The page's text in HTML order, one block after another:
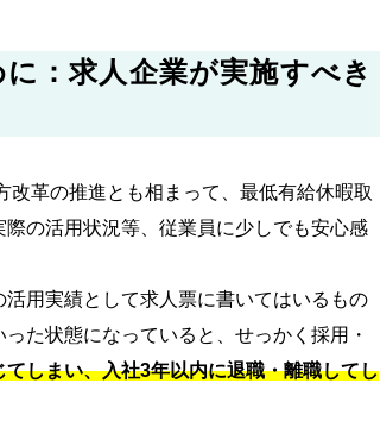
：求人企業が実施すべき
革の推進とも相まって、最低有給休暇取
の活用状況等、従業員に少しでも安心感
用実績として求人票に書いてはいるもの
た状態になっていると、せっかく採用・
しまい、入社3年以内に退職・離職してし